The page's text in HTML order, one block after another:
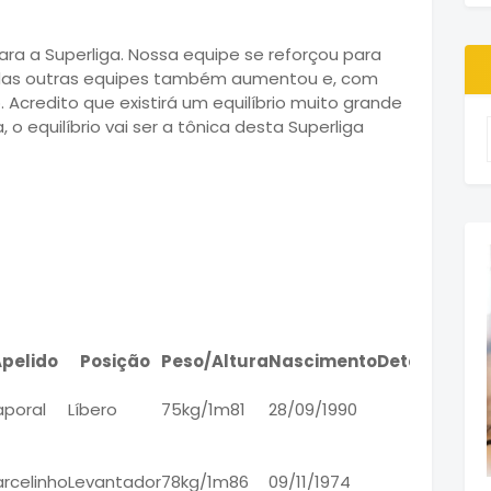
a Superliga. Nossa equipe se reforçou para
outras equipes também aumentou e, com
que existirá um equilíbrio muito grande
equilíbrio vai ser a tônica desta Superliga
Posição Peso/AlturaNascimentoDetalhes
Líbero 75kg/1m81 28/09/1990
Levantador78kg/1m86 09/11/1974